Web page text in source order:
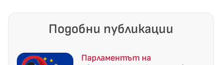
Подобни публикации
Парламентът на